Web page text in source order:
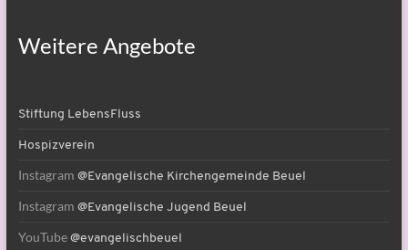
Weitere Angebote
Stiftung LebensFluss
Hospizverein
Instagram @Evangelische Kirchengemeinde Beuel
Instagram @Evangelische Jugend Beuel
YouTube @evangelischbeuel